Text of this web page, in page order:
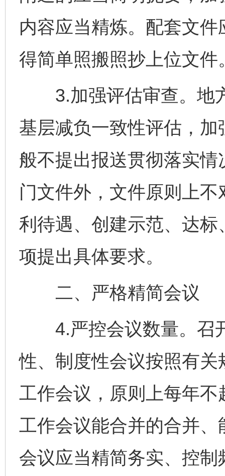
内容应当精炼。配套文
得简单照搬照抄上位文件
3.加强评估审查。地
基层减负一致性评估，
般不提出报送贯彻落实
门文件外，文件原则上
利待遇、创建示范、达标
项提出具体要求。
二、严格精简会议
4.严控会议数量。召
性、制度性会议按照有
工作会议，原则上每年
工作会议能合并的合并
会议应当精简务实、控